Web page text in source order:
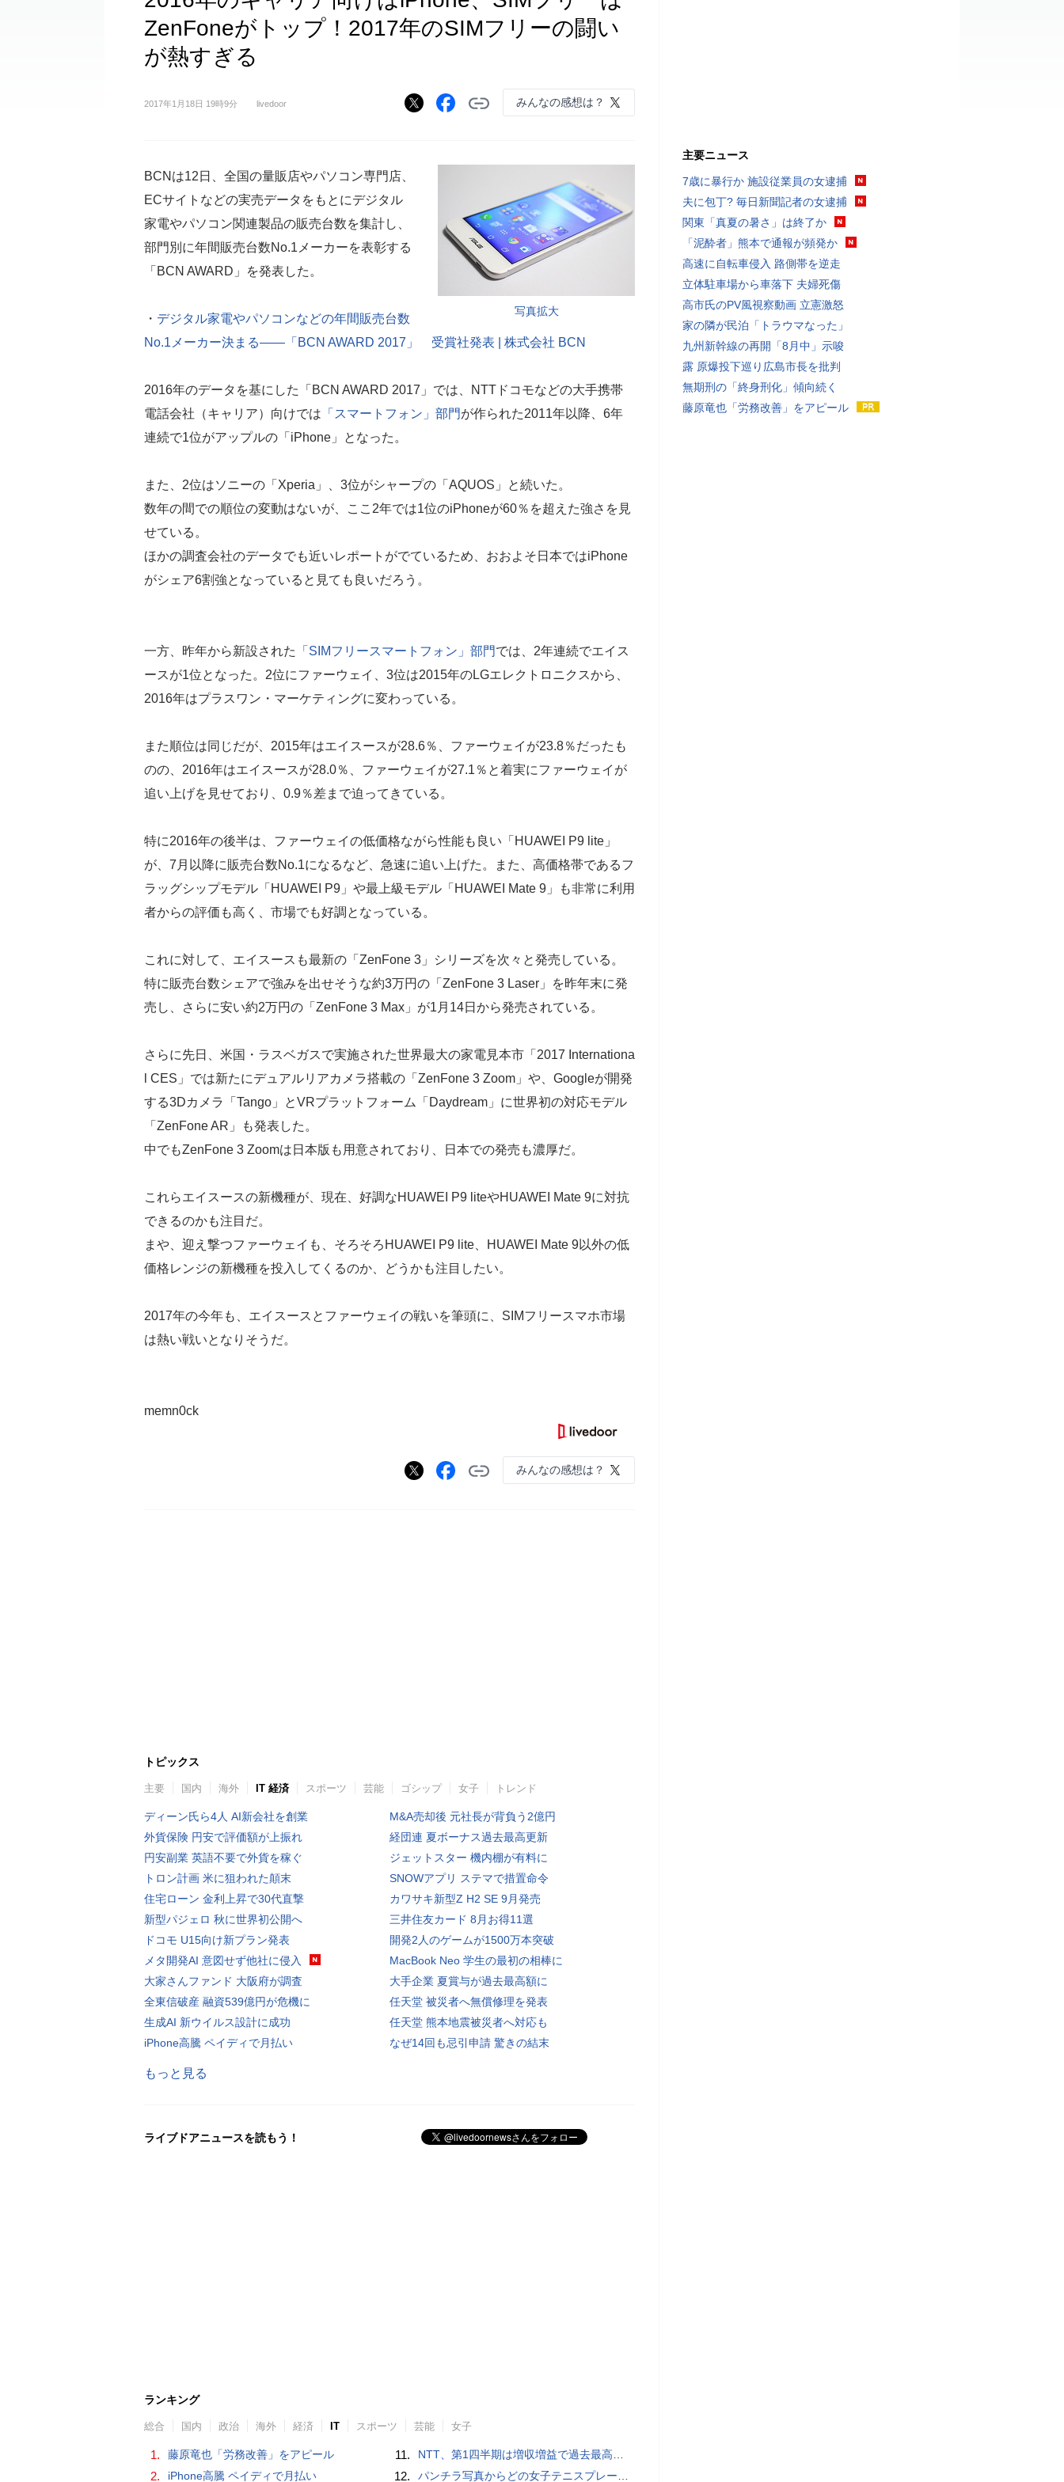
ZenFoneがトップ！2017年のSIMフリーの闘い
が熱すぎる
2017年1月18日 19時9分 livedoor みんなの感想は？
写真拡大
BCNは12日、全国の量販店やパソコン専門店、
ECサイトなどの実売データをもとにデジタル
家電やパソコン関連製品の販売台数を集計し、
部門別に年間販売台数No.1メーカーを表彰する
「BCN AWARD」を発表した。
・ デジタル家電やパソコンなどの年間販売台数
No.1メーカー決まる――「BCN AWARD 2017」 受賞社発表 | 株式会社 BCN
2016年のデータを基にした「BCN AWARD 2017」では、NTTドコモなどの大手携帯
電話会社（キャリア）向けでは 「スマートフォン」部門が作られた2011年以降、6年
連続で1位がアップルの「iPhone」となった。
また、2位はソニーの「Xperia」、3位がシャープの「AQUOS」と続いた。
数年の間での順位の変動はないが、ここ2年では1位のiPhoneが60％を超えた強さを見
せている。
ほかの調査会社のデータでも近いレポートがでているため、おおよそ日本ではiPhone
がシェア6割強となっていると見ても良いだろう。
一方、昨年から新設された 「SIMフリースマートフォン」部門では、2年連続でエイス
ースが1位となった。2位にファーウェイ、3位は2015年のLGエレクトロニクスから、
2016年はプラスワン・マーケティングに変わっている。
また順位は同じだが、2015年はエイスースが28.6％、ファーウェイが23.8％だったも
のの、2016年はエイスースが28.0％、ファーウェイが27.1％と着実にファーウェイが
追い上げを見せており、0.9％差まで迫ってきている。
特に2016年の後半は、ファーウェイの低価格ながら性能も良い「HUAWEI P9 lite」
が、7月以降に販売台数No.1になるなど、急速に追い上げた。また、高価格帯であるフ
ラッグシップモデル「HUAWEI P9」や最上級モデル「HUAWEI Mate 9」も非常に利用
者からの評価も高く、市場でも好調となっている。
これに対して、エイスースも最新の「ZenFone 3」シリーズを次々と発売している。
特に販売台数シェアで強みを出せそうな約3万円の「ZenFone 3 Laser」を昨年末に発
売し、さらに安い約2万円の「ZenFone 3 Max」が1月14日から発売されている。
さらに先日、米国・ラスベガスで実施された世界最大の家電見本市「2017 Internationa
l CES」では新たにデュアルリアカメラ搭載の「ZenFone 3 Zoom」や、Googleが開発
する3Dカメラ「Tango」とVRプラットフォーム「Daydream」に世界初の対応モデル
「ZenFone AR」も発表した。
中でもZenFone 3 Zoomは日本版も用意されており、日本での発売も濃厚だ。
これらエイスースの新機種が、現在、好調なHUAWEI P9 liteやHUAWEI Mate 9に対抗
できるのかも注目だ。
まや、迎え撃つファーウェイも、そろそろHUAWEI P9 lite、HUAWEI Mate 9以外の低
価格レンジの新機種を投入してくるのか、どうかも注目したい。
2017年の今年も、エイスースとファーウェイの戦いを筆頭に、SIMフリースマホ市場
は熱い戦いとなりそうだ。
memn0ck
みんなの感想は？
トピックス
主要 国内 海外 IT 経済 スポーツ 芸能 ゴシップ 女子 トレンド
ディーン氏ら4人 AI新会社を創業
外貨保険 円安で評価額が上振れ
円安副業 英語不要で外貨を稼ぐ
トロン計画 米に狙われた顛末
住宅ローン 金利上昇で30代直撃
新型パジェロ 秋に世界初公開へ
ドコモ U15向け新プラン発表
メタ開発AI 意図せず他社に侵入
大家さんファンド 大阪府が調査
全東信破産 融資539億円が危機に
生成AI 新ウイルス設計に成功
iPhone高騰 ペイディで月払い
M&A売却後 元社長が背負う2億円
経団連 夏ボーナス過去最高更新
ジェットスター 機内棚が有料に
SNOWアプリ ステマで措置命令
カワサキ新型Z H2 SE 9月発売
三井住友カード 8月お得11選
開発2人のゲームが1500万本突破
MacBook Neo 学生の最初の相棒に
大手企業 夏賞与が過去最高額に
任天堂 被災者へ無償修理を発表
任天堂 熊本地震被災者へ対応も
なぜ14回も忌引申請 驚きの結末
もっと見る
ライブドアニュースを読もう！
ランキング
総合 国内 政治 海外 経済 IT スポーツ 芸能 女子
1. 藤原竜也「労務改善」をアピール
2. iPhone高騰 ペイディで月払い
11. NTT、第1四半期は増収増益で過去最高 IOWNや分散GPUの取り組みを説明
12. パンチラ写真からどの女子テニスプレーヤーのものなのか当てるクイズ「Tennis Upskirts」
主要ニュース
7歳に暴行か 施設従業員の女逮捕
夫に包丁? 毎日新聞記者の女逮捕
関東「真夏の暑さ」は終了か
「泥酔者」熊本で通報が頻発か
高速に自転車侵入 路側帯を逆走
立体駐車場から車落下 夫婦死傷
高市氏のPV風視察動画 立憲激怒
家の隣が民泊「トラウマなった」
九州新幹線の再開「8月中」示唆
露 原爆投下巡り広島市長を批判
無期刑の「終身刑化」傾向続く
藤原竜也「労務改善」をアピール